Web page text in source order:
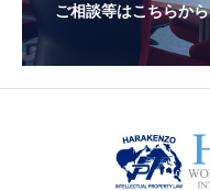
ご相談等はこちらから